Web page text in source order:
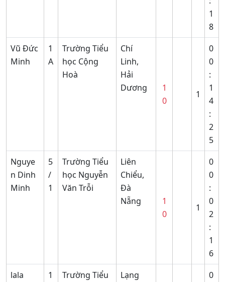
1
8
Vũ Đức
Minh
1
A
Trường Tiểu
học Cộng
Hoà
Chí
Linh,
Hải
Dương
1
0
1
0
0
:
1
4
:
2
5
Nguye
n Dinh
Minh
5
/
1
Trường Tiểu
học Nguyễn
Văn Trỗi
Liên
Chiểu,
Đà
Nẵng
1
0
1
0
0
:
0
2
:
1
6
lala
1
Trường Tiểu
Lạng
0